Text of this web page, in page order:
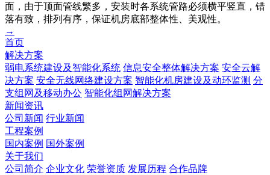
面，由于顶面管线繁多，安装时各系统管路必须横平竖直，错
落有致，排列有序，保证机房底部整体性、美观性。
→
首页
解决方案
弱电系统建设及智能化系统 信息安全整体解决方案 安全云解
决方案 安全无线网络建设方案 智能化机房建设及动环监测 分
支组网及移动办公 智能化组网解决方案
新闻资讯
公司新闻 行业新闻
工程案例
国内案例 国外案例
关于我们
公司简介 企业文化 荣誉资质 发展历程 合作品牌